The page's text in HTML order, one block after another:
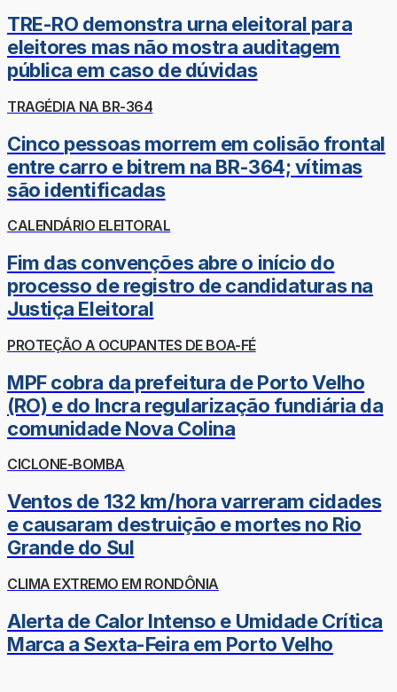
TRE-RO demonstra urna eleitoral para
eleitores mas não mostra auditagem
pública em caso de dúvidas
TRAGÉDIA NA BR-364
Cinco pessoas morrem em colisão frontal
entre carro e bitrem na BR-364; vítimas
são identificadas
CALENDÁRIO ELEITORAL
Fim das convenções abre o início do
processo de registro de candidaturas na
Justiça Eleitoral
PROTEÇÃO A OCUPANTES DE BOA-FÉ
MPF cobra da prefeitura de Porto Velho
(RO) e do Incra regularização fundiária da
comunidade Nova Colina
CICLONE-BOMBA
Ventos de 132 km/hora varreram cidades
e causaram destruição e mortes no Rio
Grande do Sul
CLIMA EXTREMO EM RONDÔNIA
Alerta de Calor Intenso e Umidade Crítica
Marca a Sexta-Feira em Porto Velho